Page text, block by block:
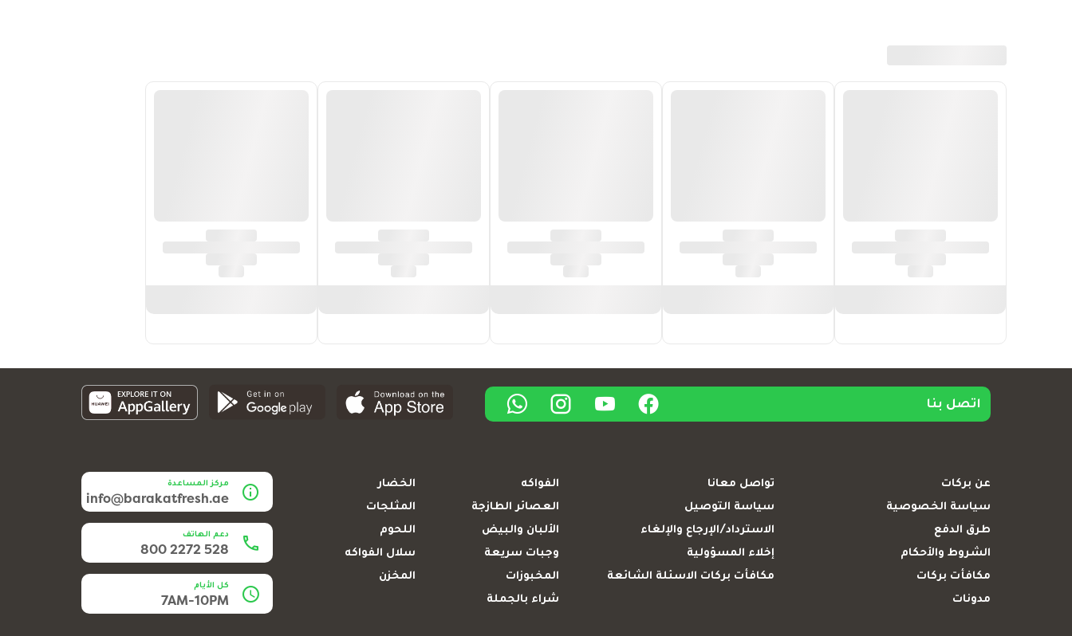
اتصل بنا
عن بركات
تواصل معانا
سياسة الخصوصية
سياسة التوصيل
طرق الدفع
الاسترداد/الإرجاع والإلغاء
الشروط والأحكام
إخلاء المسؤولية
مكافأت بركات
مكافأت بركات الاسئلة الشائعة
مدونات
الفواكه
الخضار
العصائر الطازجة
المثلجات
الألبان والبيض
اللحوم
وجبات سريعة
سلال الفواكه
المخبوزات
المخزن
شراء بالجملة
مركز المساعدة
info@barakatfresh.ae
دعم الهاتف
800 2272 528
كل الأيام
7AM-10PM